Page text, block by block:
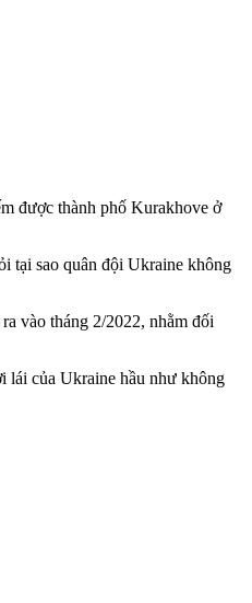
được thành phố Kurakhove ở
tại sao quân đội Ukraine không
vào tháng 2/2022, nhằm đối
lái của Ukraine hầu như không